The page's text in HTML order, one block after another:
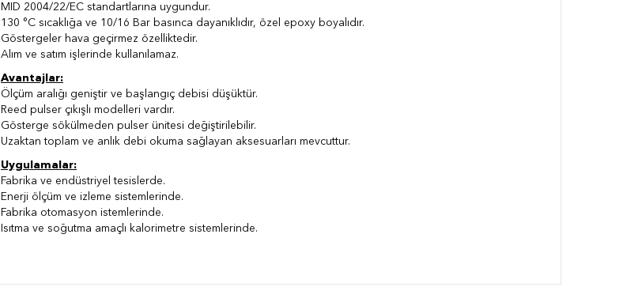
MID 2004/22/EC standartlarına uygundur.
130 °C sıcaklığa ve 10/16 Bar basınca dayanıklıdır, özel epoxy boyalıdır.
Göstergeler hava geçirmez özelliktedir.
Alım ve satım işlerinde kullanılamaz.
Avantajlar:
Ölçüm aralığı geniştir ve başlangıç debisi düşüktür.
Reed pulser çıkışlı modelleri vardır.
Gösterge sökülmeden pulser ünitesi değiştirilebilir.
Uzaktan toplam ve anlık debi okuma sağlayan aksesuarları mevcuttur.
Uygulamalar:
Fabrika ve endüstriyel tesislerde.
Enerji ölçüm ve izleme sistemlerinde.
Fabrika otomasyon istemlerinde.
Isıtma ve soğutma amaçlı kalorimetre sistemlerinde.